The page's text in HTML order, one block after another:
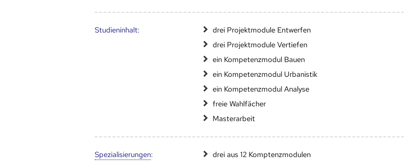
Studien­inhalt:
drei Projektmodule Entwerfen
drei Projektmodule Vertiefen
ein Kompetenzmodul Bauen
ein Kompetenzmodul Urbanistik
ein Kompetenzmodul Analyse
freie Wahlfächer
Masterarbeit
Speziali­sierungen: drei aus 12 Komptenzmodulen